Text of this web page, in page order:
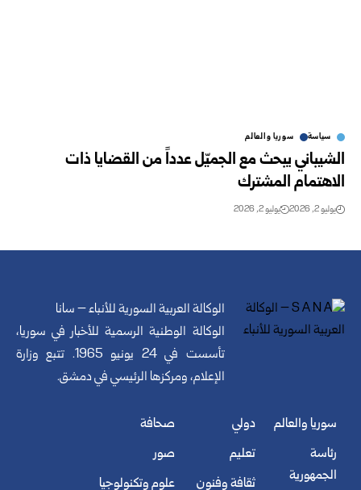
سياسة سوريا والعالم
الشيباني يبحث مع الجميّل عدداً من القضايا ذات
الاهتمام المشترك
يوليو 2, 2026 يوليو 2, 2026
الوكالة العربية السورية للأنباء – سانا
الوكالة الوطنية الرسمية للأخبار في سوريا،
تأسست في 24 يونيو 1965. تتبع وزارة
الإعلام، ومركزها الرئيسي في دمشق.
سوريا والعالم
رئاسة
الجمهورية
دولي
تعليم
ثقافة وفنون
صحافة
صور
علوم وتكنولوجيا